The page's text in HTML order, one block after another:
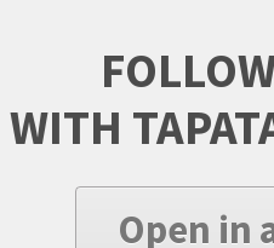
WITH
Open in